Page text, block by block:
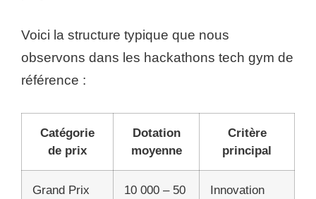
Voici la structure typique que nous
observons dans les hackathons tech gym de
référence :
Catégorie
de prix
Dotation
moyenne
Critère
principal
Grand Prix
10 000 – 50
Innovation